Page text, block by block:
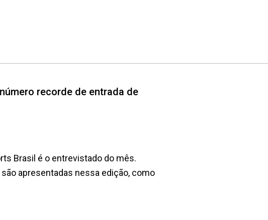
recorde de entrada de
Brasil é o entrevistado do mês.
apresentadas nessa edição, como